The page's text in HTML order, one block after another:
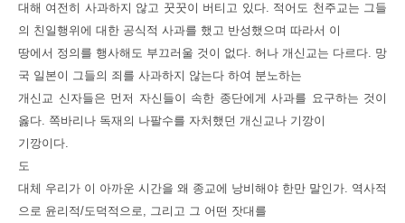
대해 여전히 사과하지 않고 꿋꿋이 버티고 있다. 적어도 천주교는 그들
의 친일행위에 대한 공식적 사과를 했고 반성했으며 따라서 이
땅에서 정의를 행사해도 부끄러울 것이 없다. 허나 개신교는 다르다. 망
국 일본이 그들의 죄를 사과하지 않는다 하여 분노하는
개신교 신자들은 먼저 자신들이 속한 종단에게 사과를 요구하는 것이
옳다. 쪽바리나 독재의 나팔수를 자처했던 개신교나 기깡이
기깡이다.
도
대체 우리가 이 아까운 시간을 왜 종교에 낭비해야 한만 말인가. 역사적
으로 윤리적/도덕적으로, 그리고 그 어떤 잣대를